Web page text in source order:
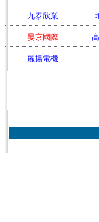
九泰欣業
晏京國際
麗揚電機